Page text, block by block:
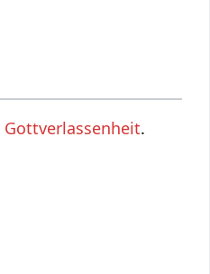
Gottverlassenheit.